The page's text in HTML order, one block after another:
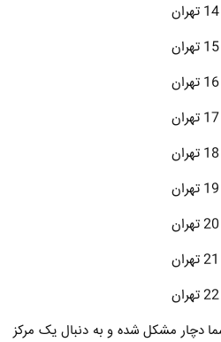
دچار مشکل شده و به دنبال یک مرکز